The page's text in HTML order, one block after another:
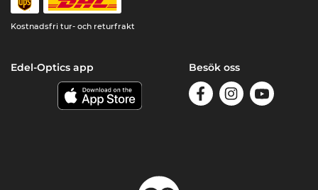
Kostnadsfri tur- och returfrakt
Edel-Optics app Besök oss